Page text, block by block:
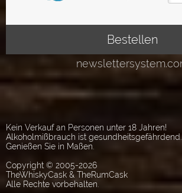
Kein Verkauf an Personen unter 18 Jahren!
Alkoholmißbrauch ist gesundheitsgefährdend.
Genießen Sie in Maßen.
Copyright © 2005-2026
TheWhiskyCask & TheRumCask
Alle Rechte vorbehalten.